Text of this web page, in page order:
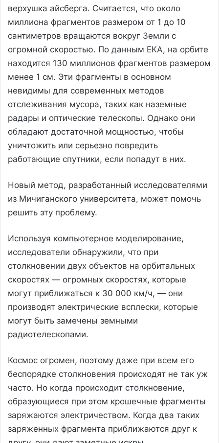
верхушка айсберга. Считается, что около
миллиона фрагментов размером от 1 до 10
сантиметров вращаются вокруг Земли с
огромной скоростью. По данным ЕКА, на орбите
находится 130 миллионов фрагментов размером
менее 1 см. Эти фрагменты в основном
невидимы для современных методов
отслеживания мусора, таких как наземные
радары и оптические телескопы. Однако они
обладают достаточной мощностью, чтобы
уничтожить или серьезно повредить
работающие спутники, если попадут в них.
Новый метод, разработанный исследователями
из Мичиганского университета, может помочь
решить эту проблему.
Используя компьютерное моделирование,
исследователи обнаружили, что при
столкновении двух объектов на орбитальных
скоростях — огромных скоростях, которые
могут приближаться к 30 000 км/ч, — они
производят электрические всплески, которые
могут быть замечены земными
радиотелескопами.
Космос огромен, поэтому даже при всем его
беспорядке столкновения происходят не так уж
часто. Но когда происходит столкновение,
образующиеся при этом крошечные фрагменты
заряжаются электричеством. Когда два таких
заряженных фрагмента приближаются друг к